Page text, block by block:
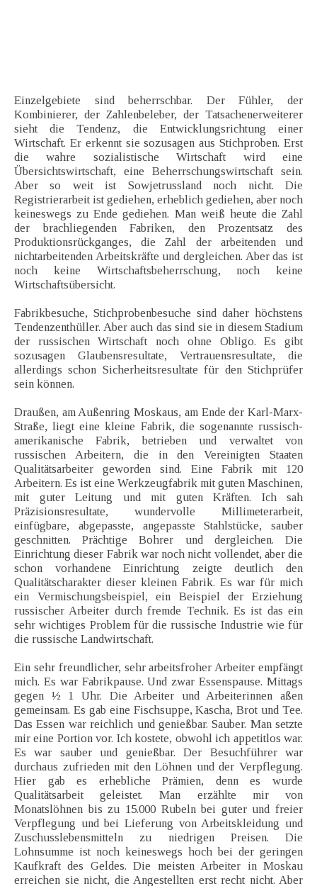
Einzelgebiete sind beherrschbar. Der Fühler, der
Kombinierer, der Zahlenbeleber, der Tatsachenerweiterer
sieht die Tendenz, die Entwicklungsrichtung einer
Wirtschaft. Er erkennt sie sozusagen aus Stichproben. Erst
die wahre sozialistische Wirtschaft wird eine
Übersichtswirtschaft, eine Beherrschungswirtschaft sein.
Aber so weit ist Sowjetrussland noch nicht. Die
Registrierarbeit ist gediehen, erheblich gediehen, aber noch
keineswegs zu Ende gediehen. Man weiß heute die Zahl
der brachliegenden Fabriken, den Prozentsatz des
Produktionsrückganges, die Zahl der arbeitenden und
nichtarbeitenden Arbeitskräfte und dergleichen. Aber das ist
noch keine Wirtschaftsbeherrschung, noch keine
Wirtschaftsübersicht.
Fabrikbesuche, Stichprobenbesuche sind daher höchstens
Tendenzenthüller. Aber auch das sind sie in diesem Stadium
der russischen Wirtschaft noch ohne Obligo. Es gibt
sozusagen Glaubensresultate, Vertrauensresultate, die
allerdings schon Sicherheitsresultate für den Stichprüfer
sein können.
Draußen, am Außenring Moskaus, am Ende der Karl-Marx-
Straße, liegt eine kleine Fabrik, die sogenannte russisch-
amerikanische Fabrik, betrieben und verwaltet von
russischen Arbeitern, die in den Vereinigten Staaten
Qualitätsarbeiter geworden sind. Eine Fabrik mit 120
Arbeitern. Es ist eine Werkzeugfabrik mit guten Maschinen,
mit guter Leitung und mit guten Kräften. Ich sah
Präzisionsresultate, wundervolle Millimeterarbeit,
einfügbare, abgepasste, angepasste Stahlstücke, sauber
geschnitten. Prächtige Bohrer und dergleichen. Die
Einrichtung dieser Fabrik war noch nicht vollendet, aber die
schon vorhandene Einrichtung zeigte deutlich den
Qualitätscharakter dieser kleinen Fabrik. Es war für mich
ein Vermischungsbeispiel, ein Beispiel der Erziehung
russischer Arbeiter durch fremde Technik. Es ist das ein
sehr wichtiges Problem für die russische Industrie wie für
die russische Landwirtschaft.
Ein sehr freundlicher, sehr arbeitsfroher Arbeiter empfängt
mich. Es war Fabrikpause. Und zwar Essenspause. Mittags
gegen ½ 1 Uhr. Die Arbeiter und Arbeiterinnen aßen
gemeinsam. Es gab eine Fischsuppe, Kascha, Brot und Tee.
Das Essen war reichlich und genießbar. Sauber. Man setzte
mir eine Portion vor. Ich kostete, obwohl ich appetitlos war.
Es war sauber und genießbar. Der Besuchführer war
durchaus zufrieden mit den Löhnen und der Verpflegung.
Hier gab es erhebliche Prämien, denn es wurde
Qualitätsarbeit geleistet. Man erzählte mir von
Monatslöhnen bis zu 15.000 Rubeln bei guter und freier
Verpflegung und bei Lieferung von Arbeitskleidung und
Zuschusslebensmitteln zu niedrigen Preisen. Die
Lohnsumme ist noch keineswegs hoch bei der geringen
Kaufkraft des Geldes. Die meisten Arbeiter in Moskau
erreichen sie nicht, die Angestellten erst recht nicht. Aber